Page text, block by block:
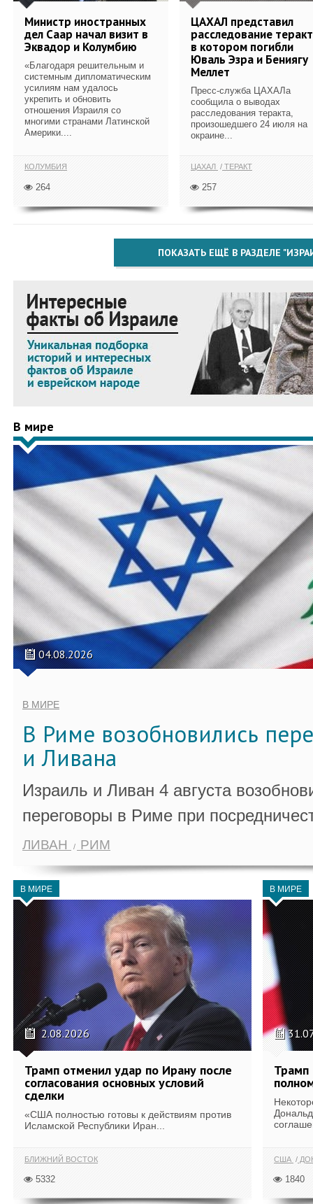
Министр иностранных
дел Саар начал визит в
Эквадор и Колумбию
«Благодаря решительным и
системным дипломатическим
усилиям нам удалось
укрепить и обновить
отношения Израиля со
многими странами Латинской
Америки....
КОЛУМБИЯ
264
ЦАХАЛ представил
расследование
в котором погибли
Юваль Эзра и Бениягу
Меллет
Пресс-служба ЦАХАЛа
сообщила о выводах
расследования теракта,
произошедшего 24 июля на
окраине...
ЦАХАЛ ТЕРАКТ
257
ПОКАЗАТЬ ЕЩЁ В РАЗДЕЛЕ
В мире
04.08.2026
В МИРЕ
В Риме возобновились
и Ливана
Израиль и Ливан 4 августа
переговоры в Риме при
ЛИВАН РИМ
В МИРЕ
2.08.2026
Трамп отменил удар по Ирану после
согласования основных условий
сделки
«США полностью готовы к действиям против
Исламской Республики Иран...
БЛИЖНИЙ ВОСТОК
5332
В МИРЕ
Трамп
США
1840